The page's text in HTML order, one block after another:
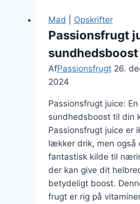
Mad Opskrifter
Passionsfrugt
sundhedsboost
AfPassionsfrugt 26.
2024
Passionsfrugt juice: En
sundhedsboost til din
Passionsfrugt juice er
lækker drik, men også
fantastisk kilde til
der kan give dit
betydeligt boost.
frugt er rig på